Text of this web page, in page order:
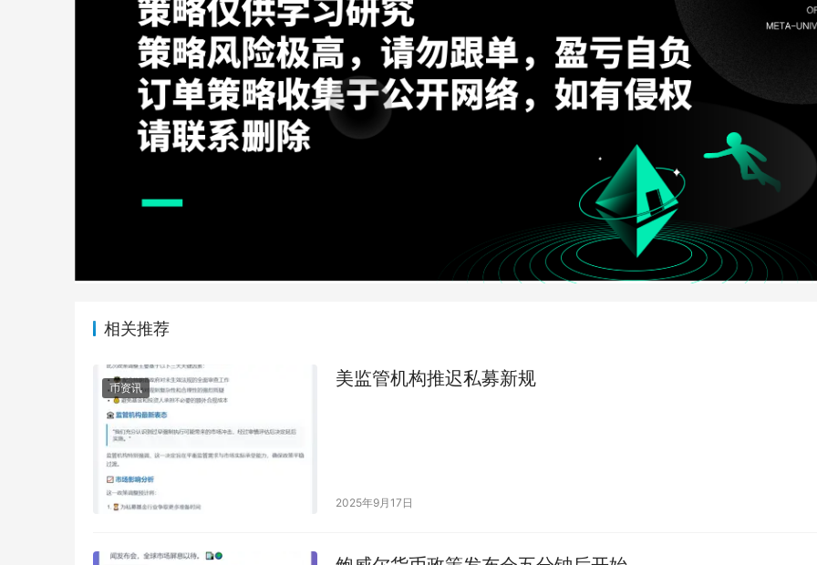
相关推荐
币资讯 美监管机构推迟私募新规
2025年9月17日